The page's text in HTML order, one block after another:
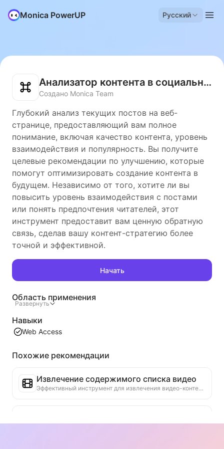
Monica PowerUP Русский
Анализатор контента в социальных сетях
Создано Monica Team
Глубокий анализ текущих постов на веб-
странице, предоставляющий вам полное
понимание, включая качество контента, уровень
взаимодействия и популярность. Вы получите
целевые рекомендации по улучшению, которые
помогут оптимизировать создание контента в
будущем. Независимо от того, хотите ли вы
повысить уровень взаимодействия с постами
или понять предпочтения читателей, этот
инструмент предоставит вам ценную обратную
связь, сделав вашу контент-стратегию более
точной и эффективной.
Начать
Область применения
Развернуть
Навыки
Web Access
Похожие рекомендации
Извлечение содержимого списка видео
Эффективный инструмент для извлечения видео-контента с веб-страниц, который может быстро сканировать страницы и организовывать информацию о видео в структурированную таблицу Markdown.